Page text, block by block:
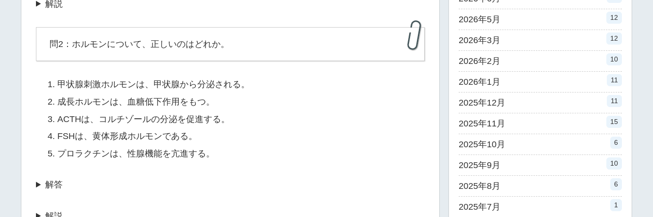
解説
問2：ホルモンについて、正しいのはどれか。
甲状腺刺激ホルモンは、甲状腺から分泌される。
成長ホルモンは、血糖低下作用をもつ。
ACTHは、コルチゾールの分泌を促進する。
FSHは、黄体形成ホルモンである。
プロラクチンは、性腺機能を亢進する。
解答
2026年5月 12
2026年3月 12
2026年2月 10
2026年1月 11
2025年12月 11
2025年11月 15
2025年10月 6
2025年9月 10
2025年8月 6
2025年7月 1